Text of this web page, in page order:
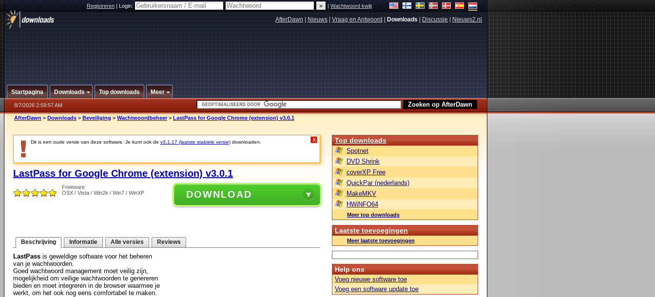
Registreren|Login: |Wachtwoord kwijt
AfterDawn Nieuws Vraag en Antwoord Downloads Discussie Nieuws2.nl
Startpagina Downloads Top downloads Meer
8/7/2026 2:59:57 AM
AfterDawn > Downloads > Beveiliging > Wachtwoordbeheer > LastPass for Google Chrome (extension) v3.0.1
Dit is een oude versie van deze software. Je kunt ook de v3.1.17 (laatste stabiele versie) downloaden. X
LastPass for Google Chrome (extension) v3.0.1
Freeware
OSX / Vista / Win2k / Win7 / WinXP
DOWNLOAD
Beschrijving Informatie Alle versies Reviews
LastPass is geweldige software voor het beheren
van je wachtwoorden.
Goed wachtwoord management moet veilig zijn,
mogelijkheid om veilige wachtwoorden te genereren
bieden en moet integreren in de browser waarmee je
werkt, om het ook nog eens comfortabel te maken.
Top downloads
Spotnet
DVD Shrink
coverXP Free
QuickPar (nederlands)
MakeMKV
HWiNFO64
Meer top downloads
Laatste toevoegingen
Meer laatste toevoegingen
Help ons
Voeg nieuwe software toe
Voeg een software update toe